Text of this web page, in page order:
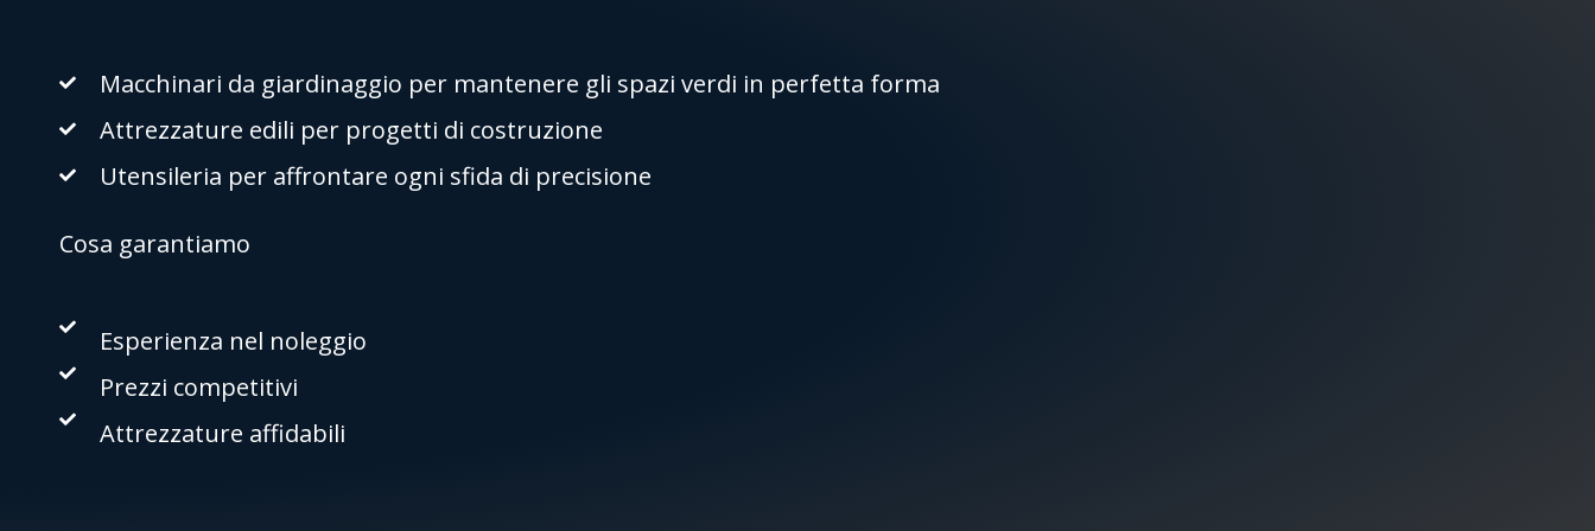
Macchinari da giardinaggio per mantenere gli spazi verdi in perfetta forma
Attrezzature edili per progetti di costruzione
Utensileria per affrontare ogni sfida di precisione
Cosa garantiamo
Esperienza nel noleggio
Prezzi competitivi
Attrezzature affidabili